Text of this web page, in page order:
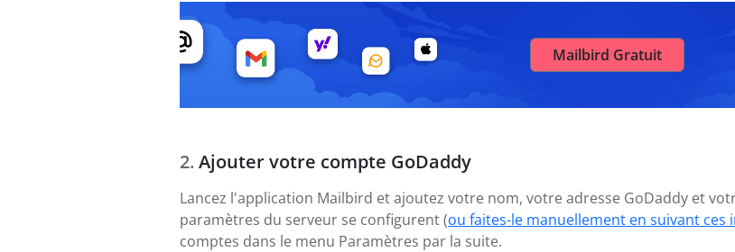
Mailbird Gratuit
Ajouter votre compte GoDaddy
Lancez l'application Mailbird et ajoutez votre nom, votre adresse GoDaddy et
paramètres du serveur se configurent (ou faites-le manuellement en suivant ces
comptes dans le menu Paramètres par la suite.